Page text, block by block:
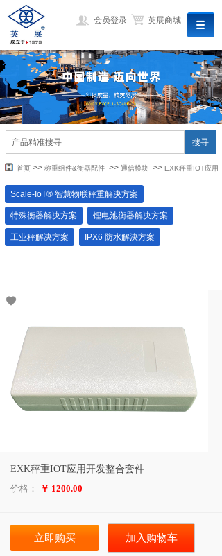
会员登录 英展商城
搜寻
首页 >> 称重组件&衡器配件 >> 通信模块 >> EXK秤重IOT应用
Scale-IoT® 智慧物联秤重解决方案
特殊衡器解决方案 锂电池衡器解决方案
工业秤解决方案 IPX6 防水解決方案
EXK秤重IOT应用开发整合套件
价格：
￥ 1200.00
立即购买 加入购物车